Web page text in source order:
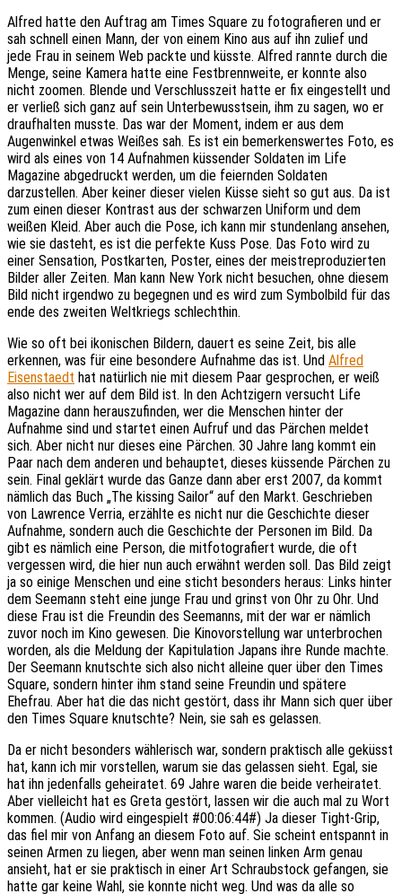
Alfred hatte den Auftrag am Times Square zu fotografieren und er
sah schnell einen Mann, der von einem Kino aus auf ihn zulief und
jede Frau in seinem Web packte und küsste. Alfred rannte durch die
Menge, seine Kamera hatte eine Festbrennweite, er konnte also
nicht zoomen. Blende und Verschlusszeit hatte er fix eingestellt und
er verließ sich ganz auf sein Unterbewusstsein, ihm zu sagen, wo er
draufhalten musste. Das war der Moment, indem er aus dem
Augenwinkel etwas Weißes sah. Es ist ein bemerkenswertes Foto, es
wird als eines von 14 Aufnahmen küssender Soldaten im Life
Magazine abgedruckt werden, um die feiernden Soldaten
darzustellen. Aber keiner dieser vielen Küsse sieht so gut aus. Da ist
zum einen dieser Kontrast aus der schwarzen Uniform und dem
weißen Kleid. Aber auch die Pose, ich kann mir stundenlang ansehen,
wie sie dasteht, es ist die perfekte Kuss Pose. Das Foto wird zu
einer Sensation, Postkarten, Poster, eines der meistreproduzierten
Bilder aller Zeiten. Man kann New York nicht besuchen, ohne diesem
Bild nicht irgendwo zu begegnen und es wird zum Symbolbild für das
ende des zweiten Weltkriegs schlechthin.
Wie so oft bei ikonischen Bildern, dauert es seine Zeit, bis alle
erkennen, was für eine besondere Aufnahme das ist. Und Alfred
Eisenstaedt hat natürlich nie mit diesem Paar gesprochen, er weiß
also nicht wer auf dem Bild ist. In den Achtzigern versucht Life
Magazine dann herauszufinden, wer die Menschen hinter der
Aufnahme sind und startet einen Aufruf und das Pärchen meldet
sich. Aber nicht nur dieses eine Pärchen. 30 Jahre lang kommt ein
Paar nach dem anderen und behauptet, dieses küssende Pärchen zu
sein. Final geklärt wurde das Ganze dann aber erst 2007, da kommt
nämlich das Buch „The kissing Sailor“ auf den Markt. Geschrieben
von Lawrence Verria, erzählte es nicht nur die Geschichte dieser
Aufnahme, sondern auch die Geschichte der Personen im Bild. Da
gibt es nämlich eine Person, die mitfotografiert wurde, die oft
vergessen wird, die hier nun auch erwähnt werden soll. Das Bild zeigt
ja so einige Menschen und eine sticht besonders heraus: Links hinter
dem Seemann steht eine junge Frau und grinst von Ohr zu Ohr. Und
diese Frau ist die Freundin des Seemanns, mit der war er nämlich
zuvor noch im Kino gewesen. Die Kinovorstellung war unterbrochen
worden, als die Meldung der Kapitulation Japans ihre Runde machte.
Der Seemann knutschte sich also nicht alleine quer über den Times
Square, sondern hinter ihm stand seine Freundin und spätere
Ehefrau. Aber hat die das nicht gestört, dass ihr Mann sich quer über
den Times Square knutschte? Nein, sie sah es gelassen.
Da er nicht besonders wählerisch war, sondern praktisch alle geküsst
hat, kann ich mir vorstellen, warum sie das gelassen sieht. Egal, sie
hat ihn jedenfalls geheiratet. 69 Jahre waren die beide verheiratet.
Aber vielleicht hat es Greta gestört, lassen wir die auch mal zu Wort
kommen. (Audio wird eingespielt #00:06:44#) Ja dieser Tight-Grip,
das fiel mir von Anfang an diesem Foto auf. Sie scheint entspannt in
seinen Armen zu liegen, aber wenn man seinen linken Arm genau
ansieht, hat er sie praktisch in einer Art Schraubstock gefangen, sie
hatte gar keine Wahl, sie konnte nicht weg. Und was da alle so